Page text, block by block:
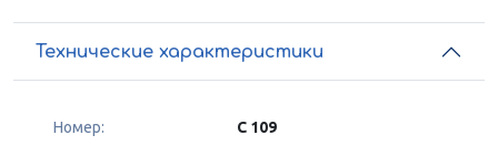
Технические характеристики
Номер: C 109